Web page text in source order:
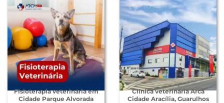
Fisioterapia veterinária em
Cidade Parque Alvorada
Clínica veterinária Arca
Cidade Aracília, Guarulhos